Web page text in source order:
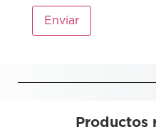
Productos